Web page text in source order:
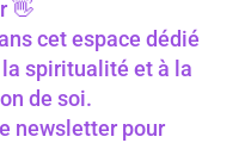
👋
cet espace dédié
spiritualité et à la
de soi.
newsletter pour